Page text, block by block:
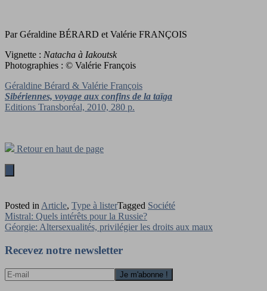
Par Géraldine BÉRARD et Valérie FRANÇOIS
Vignette : Natacha à Iakoutsk
Photographies : © Valérie François
Géraldine Bérard & Valérie François
Sibériennes, voyage aux confins de la taïga
Editions Transboréal, 2010, 280 p.
Retour en haut de page
Posted in Article, Type à listerTagged Société
Navigation
de
l’article
Mistral: Quels intérêts pour la Russie?
Géorgie: Altersexualités, privilégier les droits aux maux
Recevez notre newsletter